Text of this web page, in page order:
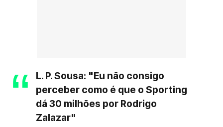
L. P. Sousa: "Eu não consigo
perceber como é que o Sporting
dá 30 milhões por Rodrigo
Zalazar"